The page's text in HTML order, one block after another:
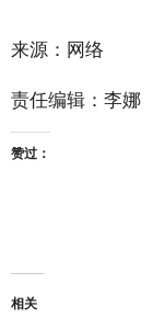
来源：网络
责任编辑：李娜
赞过：
相关